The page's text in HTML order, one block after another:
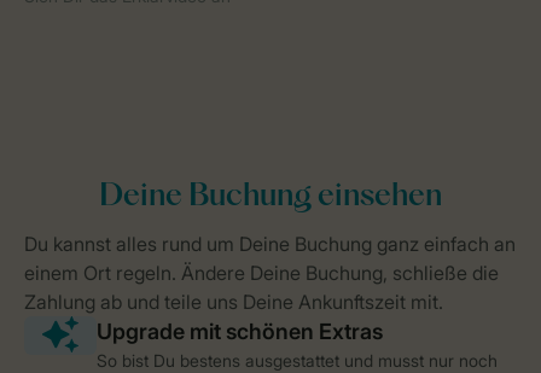
So bist Du bestens ausgestattet und musst nur noch